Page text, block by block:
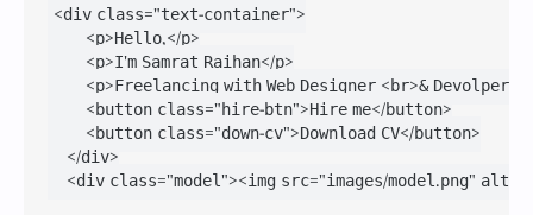
<div class="text-container">
        <p>Hello,</p>
        <p>I'm Samrat Raihan</p>
<p>Freelancing with Web Designer <br>& Devolper</
        <button class="hire-btn">Hire me</button>
        <button class="down-cv">Download CV</button>
    </div>
<div class="model"><img src="images/model.png"